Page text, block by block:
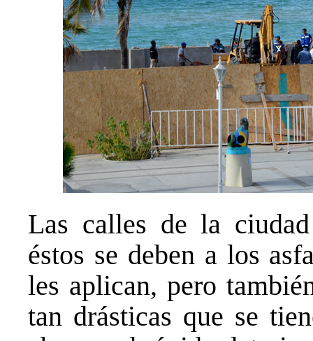
Las calles de la
éstos se deben a los
les aplican, pero
tan drásticas que se